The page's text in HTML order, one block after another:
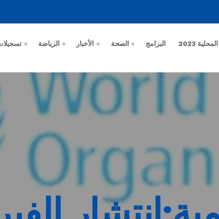
2023 البرامج الصحة الأخبار الرياضة